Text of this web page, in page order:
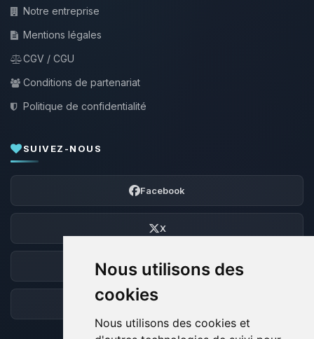
Nous utilisons des
cookies
Nous utilisons des cookies et
Notre entreprise
Mentions légales
CGV / CGU
Conditions de partenariat
Politique de confidentialité
SUIVEZ-NOUS
Facebook
X
Discord
Forum